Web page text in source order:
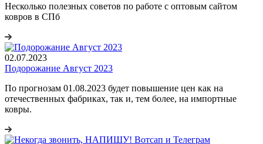
Несколько полезных советов по работе с оптовым сайтом
ковров в СПб
02.07.2023
Подорожание Август 2023
По прогнозам 01.08.2023 будет повышение цен как на
отечественных фабриках, так и, тем более, на импортные
ковры.